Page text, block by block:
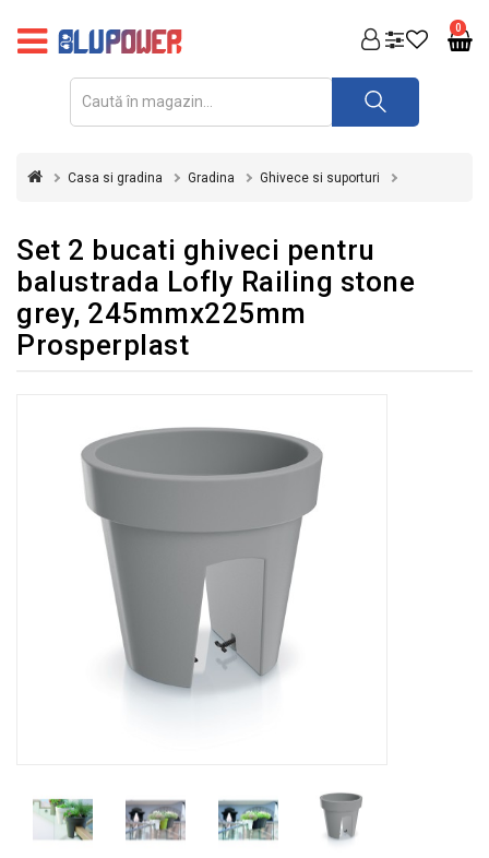
0
FOTOVOLTAICE
REDRESOARE
INVERTOARE
UPS
&
STABILIZATOARE
ECHIPAMENTE
Casa si gradina Gradina Ghivece si suporturi
Set 2 bucati ghiveci pentru
balustrada Lofly Railing stone
grey, 245mmx225mm
Prosperplast